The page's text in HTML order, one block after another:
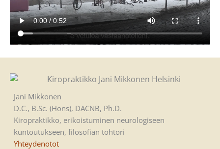
Jani Mikkonen
D.C., B.Sc. (Hons), DACNB, Ph.D.
Kiropraktikko, erikoistuminen neurologiseen
kuntoutukseen, filosofian tohtori
Yhteydenotot